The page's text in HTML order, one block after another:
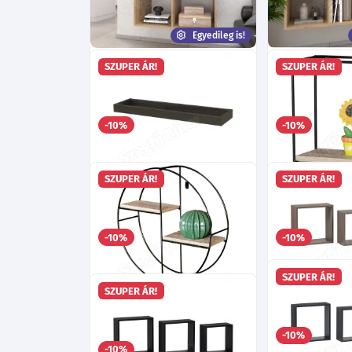
Egyedileg is!
Emese 2x2 Falipolc
Több mint 40 féle szín!
-10% 17 020Ft
Emese 1x4
Egyedileg is!
Több mint 40
-10%
SZUPER ÁR!
Dézi dió polc
Ma:4 Sz:60 Mé:15cm
-10% 4 595
SZUPER ÁR!
Cinka2 polc
Ma:30 Sz:30
-10%
SZUPER ÁR!
Cilla2 polc
Ma:37 Sz:37 Mé:10cm
-10%
SZUPER ÁR!
Emese szürke
-10%
SZUPER ÁR!
SZUPER ÁR!